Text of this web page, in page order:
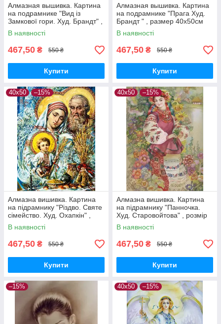
Алмазная вышивка. Картина
на подрамнике "Вид із
Замкової гори. Худ. Брандт" ,
размер 40х50см
В наявності
467,50 ₴ 550 ₴
Купити
Алмазная вышивка. Картина
на подрамнике "Прага Худ.
Брандт " , размер 40х50см
В наявності
467,50 ₴ 550 ₴
Купити
40х50 –15%
Алмазна вишивка. Картина
на підрамнику "Різдво. Святе
сімейство. Худ. Охапкін" ,
розмір 40х50см
В наявності
467,50 ₴ 550 ₴
Купити
40х50 –15%
Алмазна вишивка. Картина
на підрамнику "Панночка.
Худ. Старовойтова" , розмір
40х50см
В наявності
467,50 ₴ 550 ₴
Купити
–15% 40х50 –15%